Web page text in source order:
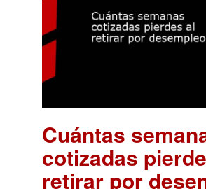
Cuántas
cotizadas
retirar por